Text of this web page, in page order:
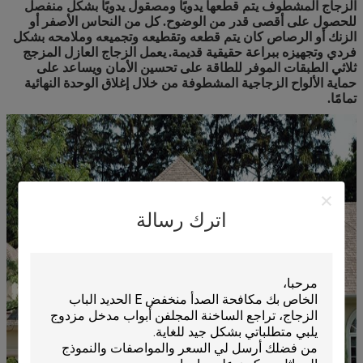
اترك رسالة
الزجاج المشطوف يتم قطعها يدويًا ومصقول يدويًا بشكل منفصل
للحصول على أقصى قدر من الوضوح.كل من النحاس الأصفر أو
الزنك أو الرصاص كان يتم قطعه وتقطيعه وتجميعه وملامحه بشكل
فردي وتجهيزه ببراعة حقيقية قديمة.يعمل الزجاج العازل المزجج
ثلاثي الطبقات الموفر للطاقة على تحسين الأمان ويساعد على
حماية الألواح الزجاجية المشطوفة من خلال إغلاق الوحدة النهائية
تمامًا.